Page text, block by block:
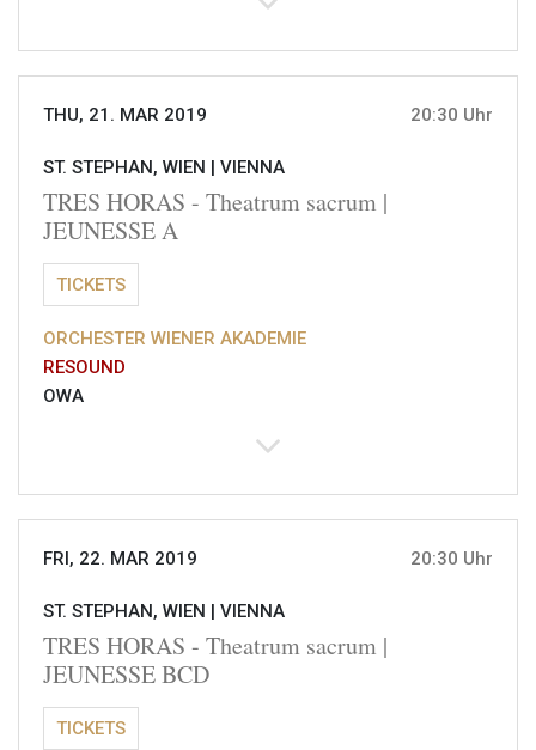
THU, 21. MAR 2019 20:30 Uhr
ST. STEPHAN, WIEN | VIENNA
TRES HORAS - Theatrum sacrum |
JEUNESSE A
TICKETS
ORCHESTER WIENER AKADEMIE
RESOUND
OWA
FRI, 22. MAR 2019 20:30 Uhr
ST. STEPHAN, WIEN | VIENNA
TRES HORAS - Theatrum sacrum |
JEUNESSE BCD
TICKETS